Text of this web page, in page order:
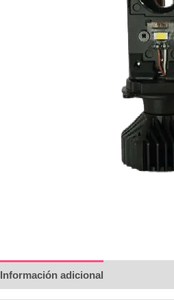
Información adicional